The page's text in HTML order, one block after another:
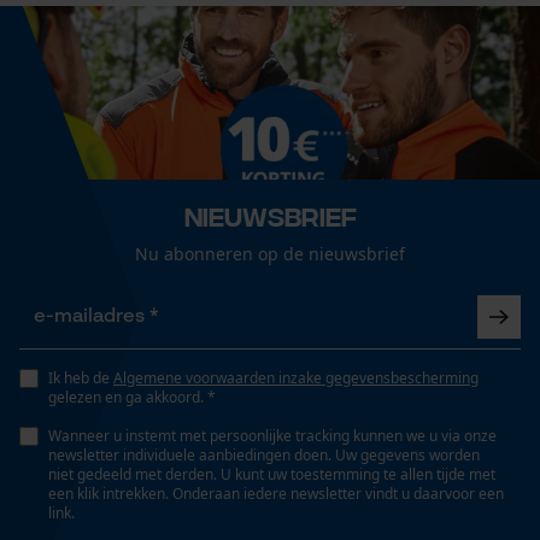
Volume
695.02 in³
Grootte & afmetingen
Technische specificaties
Automatische kettingsmering
Nee
Instansing aandrijfschakel
Nieuwsbrief
Nu abonneren op de nieuwsbrief
Ik heb de Algemene voorwaarden inzake gegevensbescherming
gelezen en ga akkoord. *
Wanneer u instemt met persoonlijke tracking kunnen we u via onze
newsletter individuele aanbiedingen doen. Uw gegevens worden
niet gedeeld met derden. U kunt uw toestemming te allen tijde met
een klik intrekken. Onderaan iedere newsletter vindt u daarvoor een
link.
Controleer instelling van cookies
Session ID
De keuze voor
gegevensverwerking opslaan
Econda Tag Manager
Statistische Cookies
Econda Analytics
Fact-Finder Tracking